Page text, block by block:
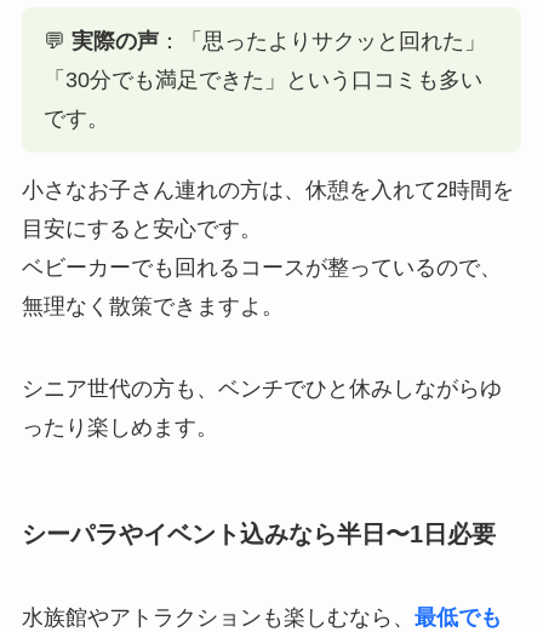
💬 実際の声：「思ったよりサクッと回れた」
「30分でも満足できた」という口コミも多い
です。
小さなお子さん連れの方は、休憩を入れて2時間を
目安にすると安心です。
ベビーカーでも回れるコースが整っているので、
無理なく散策できますよ。
シニア世代の方も、ベンチでひと休みしながらゆ
ったり楽しめます。
シーパラやイベント込みなら半日〜1日必要
水族館やアトラクションも楽しむなら、 最低でも